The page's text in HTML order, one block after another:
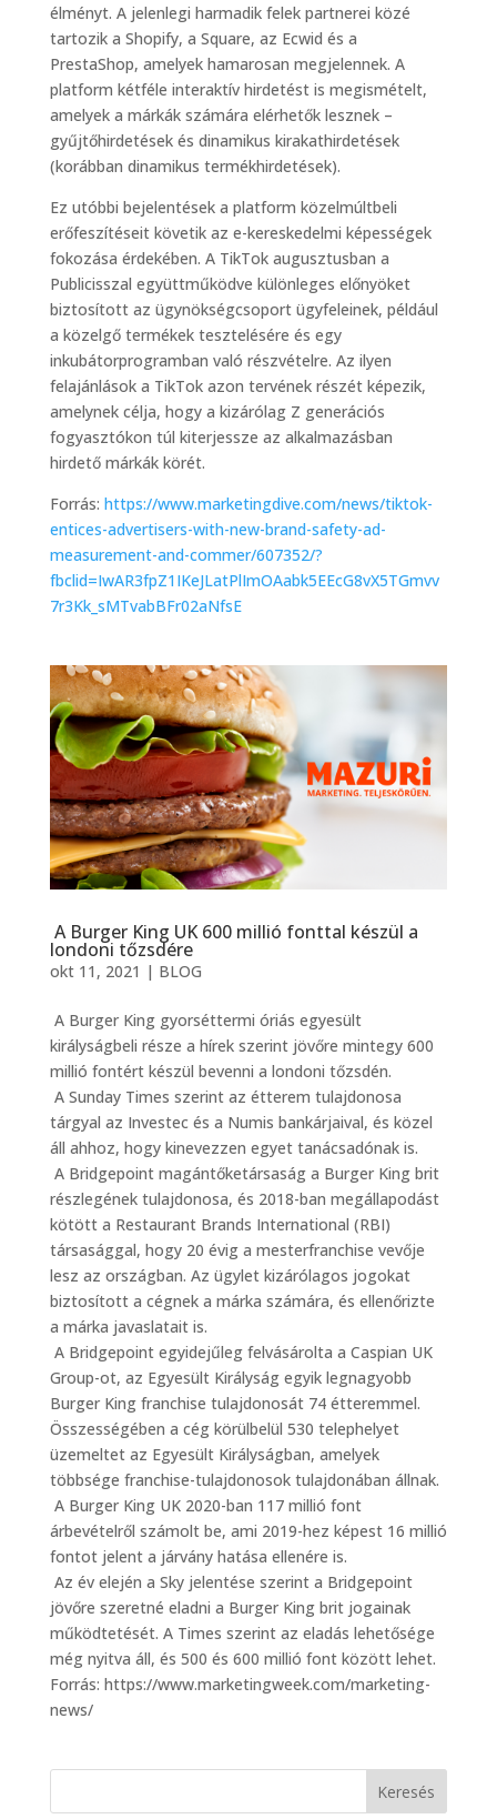
élményt. A jelenlegi harmadik felek partnerei közé
tartozik a Shopify, a Square, az Ecwid és a
PrestaShop, amelyek hamarosan megjelennek. A
platform kétféle interaktív hirdetést is megismételt,
amelyek a márkák számára elérhetők lesznek –
gyűjtőhirdetések és dinamikus kirakathirdetések
(korábban dinamikus termékhirdetések).
Ez utóbbi bejelentések a platform közelmúltbeli
erőfeszítéseit követik az e-kereskedelmi képességek
fokozása érdekében. A TikTok augusztusban a
Publicisszal együttműködve különleges előnyöket
biztosított az ügynökségcsoport ügyfeleinek, például
a közelgő termékek tesztelésére és egy
inkubátorprogramban való részvételre. Az ilyen
felajánlások a TikTok azon tervének részét képezik,
amelynek célja, hogy a kizárólag Z generációs
fogyasztókon túl kiterjessze az alkalmazásban
hirdető márkák körét.
Forrás: https://www.marketingdive.com/news/tiktok-
entices-advertisers-with-new-brand-safety-ad-
measurement-and-commer/607352/?
fbclid=IwAR3fpZ1IKeJLatPlImOAabk5EEcG8vX5TGmvv
7r3Kk_sMTvabBFr02aNfsE
A Burger King UK 600 millió fonttal készül a
londoni tőzsdére
okt 11, 2021 | BLOG
A Burger King gyorséttermi óriás egyesült
királyságbeli része a hírek szerint jövőre mintegy 600
millió fontért készül bevenni a londoni tőzsdén.
A Sunday Times szerint az étterem tulajdonosa
tárgyal az Investec és a Numis bankárjaival, és közel
áll ahhoz, hogy kinevezzen egyet tanácsadónak is.
A Bridgepoint magántőketársaság a Burger King brit
részlegének tulajdonosa, és 2018-ban megállapodást
kötött a Restaurant Brands International (RBI)
társasággal, hogy 20 évig a mesterfranchise vevője
lesz az országban. Az ügylet kizárólagos jogokat
biztosított a cégnek a márka számára, és ellenőrizte
a márka javaslatait is.
A Bridgepoint egyidejűleg felvásárolta a Caspian UK
Group-ot, az Egyesült Királyság egyik legnagyobb
Burger King franchise tulajdonosát 74 étteremmel.
Összességében a cég körülbelül 530 telephelyet
üzemeltet az Egyesült Királyságban, amelyek
többsége franchise-tulajdonosok tulajdonában állnak.
A Burger King UK 2020-ban 117 millió font
árbevételről számolt be, ami 2019-hez képest 16 millió
fontot jelent a járvány hatása ellenére is.
Az év elején a Sky jelentése szerint a Bridgepoint
jövőre szeretné eladni a Burger King brit jogainak
működtetését. A Times szerint az eladás lehetősége
még nyitva áll, és 500 és 600 millió font között lehet.
Forrás: https://www.marketingweek.com/marketing-
news/